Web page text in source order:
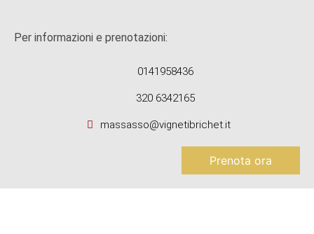
Per informazioni e prenotazioni:
0141958436
320 6342165
massasso@vignetibrichet.it
Prenota ora